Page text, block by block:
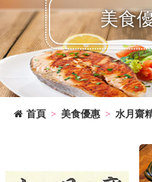
美食
首頁 美食優惠 水月齋